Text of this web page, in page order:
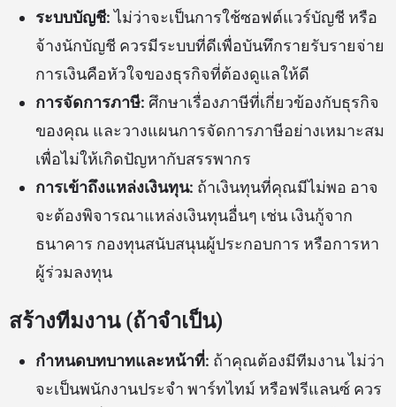
ระบบบัญชี:ไม่ว่าจะเป็นการใช้ซอฟต์แวร์บัญชี หรือ
จ้างนักบัญชี ควรมีระบบที่ดีเพื่อบันทึกรายรับรายจ่าย
การเงินคือหัวใจของธุรกิจที่ต้องดูแลให้ดี
การจัดการภาษี: ศึกษาเรื่องภาษีที่เกี่ยวข้องกับธุรกิจ
ของคุณ และวางแผนการจัดการภาษีอย่างเหมาะสม
เพื่อไม่ให้เกิดปัญหากับสรรพากร
การเข้าถึงแหล่งเงินทุน: ถ้าเงินทุนที่คุณมีไม่พอ อาจ
จะต้องพิจารณาแหล่งเงินทุนอื่นๆ เช่น เงินกู้จาก
ธนาคาร กองทุนสนับสนุนผู้ประกอบการ หรือการหา
ผู้ร่วมลงทุน
สร้างทีมงาน (ถ้าจำเป็น)
กำหนดบทบาทและหน้าที่: ถ้าคุณต้องมีทีมงาน ไม่ว่า
จะเป็นพนักงานประจำ พาร์ทไทม์ หรือฟรีแลนซ์ ควร